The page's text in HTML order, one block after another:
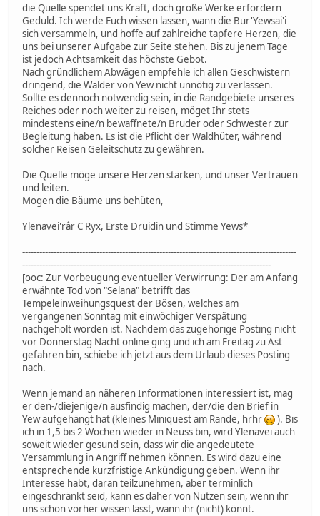
die Quelle spendet uns Kraft, doch große Werke erfordern
Geduld. Ich werde Euch wissen lassen, wann die Bur'Yewsai'i
sich versammeln, und hoffe auf zahlreiche tapfere Herzen, die
uns bei unserer Aufgabe zur Seite stehen. Bis zu jenem Tage
ist jedoch Achtsamkeit das höchste Gebot.
Nach gründlichem Abwägen empfehle ich allen Geschwistern
dringend, die Wälder von Yew nicht unnötig zu verlassen.
Sollte es dennoch notwendig sein, in die Randgebiete unseres
Reiches oder noch weiter zu reisen, möget Ihr stets
mindestens eine/n bewaffnete/n Bruder oder Schwester zur
Begleitung haben. Es ist die Pflicht der Waldhüter, während
solcher Reisen Geleitschutz zu gewähren.
Die Quelle möge unsere Herzen stärken, und unser Vertrauen
und leiten.
Mogen die Bäume uns behüten,
Ylenavei'râr C'Ryx, Erste Druidin und Stimme Yews*
------------------------------------------------------------------------------------------------
---------------------------------------------------------------------------------------
[ooc: Zur Vorbeugung eventueller Verwirrung: Der am Anfang
erwähnte Tod von "Selana" betrifft das
Tempeleinweihungsquest der Bösen, welches am
vergangenen Sonntag mit einwöchiger Verspätung
nachgeholt worden ist. Nachdem das zugehörige Posting nicht
vor Donnerstag Nacht online ging und ich am Freitag zu Ast
gefahren bin, schiebe ich jetzt aus dem Urlaub dieses Posting
nach.
Wenn jemand an näheren Informationen interessiert ist, mag
er den-/diejenige/n ausfindig machen, der/die den Brief in
Yew aufgehängt hat (kleines Miniquest am Rande, hrhr
). Bis
ich in 1,5 bis 2 Wochen wieder in Neuss bin, wird Ylenavei auch
soweit wieder gesund sein, dass wir die angedeutete
Versammlung in Angriff nehmen können. Es wird dazu eine
entsprechende kurzfristige Ankündigung geben. Wenn ihr
Interesse habt, daran teilzunehmen, aber terminlich
eingeschränkt seid, kann es daher von Nutzen sein, wenn ihr
uns schon vorher wissen lasst, wann ihr (nicht) könnt.